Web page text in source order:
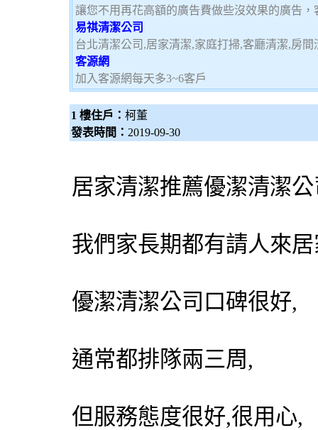
讓您不用再花高額的廣告費做些沒效果的廣告
易祺清潔公司
台北清潔公司,居家清潔,家庭打掃,客廳清潔,房
客源網
加入客源網每天多3~6客戶
1 樓住戶： 柯董
發表時間： 2019-09-30
居家清潔推薦優潔清潔
我們家長期都有請人來
優潔清潔公司 口碑很好,
通常都排隊兩三周,
但服務態度很好,很用心,